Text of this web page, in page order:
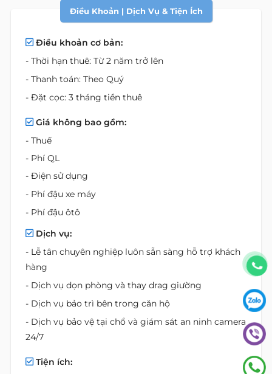
Điều Khoản | Dịch Vụ & Tiện Ích
Điều khoản cơ bản:
- Thời hạn thuê: Từ 2 năm trở lên
- Thanh toán: Theo Quý
- Đặt cọc: 3 tháng tiền thuê
Giá không bao gồm:
- Thuế
- Phí QL
- Điện sử dụng
- Phí đậu xe máy
- Phí đậu ôtô
Dịch vụ:
- Lễ tân chuyên nghiệp luôn sẵn sàng hỗ trợ khách
hàng
- Dịch vụ dọn phòng và thay drag giường
- Dịch vụ bảo trì bên trong căn hộ
- Dịch vụ bảo vệ tại chổ và giám sát an ninh camera
24/7
Tiện ích: